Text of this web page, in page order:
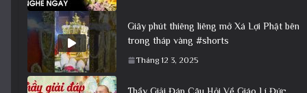
Giây phút thiêng liêng mở Xá Lợi Phật bên
trong tháp vàng #shorts
Tháng 12 3, 2025